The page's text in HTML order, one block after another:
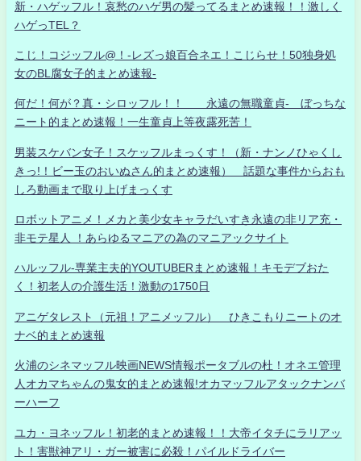
新・ハゲッフル！哀愁のハゲ男の髪ってるまとめ速報！！激しく
ハゲっTEL？
こじ！コジッフル@！-レズっ娘百合ネエ！こじらせ！50独身処
女のBL腐女子的まとめ速報-
何だ！何が？真・シロッフル！！ 永遠の無職童貞- ぼっちな
ニート的まとめ速報！一生童貞上等夜露死苦！
男装スケバン女子！スケッフルまっくす！（新・ナンノひゃくし
きっ!！ビー玉のおいぬさん的まとめ速報） 話題な事件からおも
しろ動画まで取り上げまっくす
ロボットアニメ！メカと美少女キャラだいすき永遠の非リア充・
非モテ星人 ！あらゆるマニアの為のマニアックサイト
ハルッフル-専業主夫的YOUTUBERまとめ速報！キモデブおた
く！初老人の介護生活！激動の1750日
アニゲタレスト（元祖！アニメッフル） ひきこもりニートのオ
ナベ的まとめ速報
火浦のシネマッフル映画NEWS情報ポータブルの杜！オネエ管理
人オカマちゃんの鬼女的まとめ速報!オカマッフルアタックナンバ
ーハーフ
ユカ・ヨネッフル！初老的まとめ速報！！大帝イタチにラリアッ
ト！害獣神アリ・ガー被害に必殺！パイルドライバー